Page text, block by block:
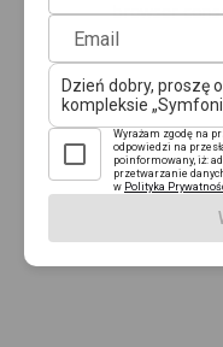
Email
Wyrażam zgodę na
odpowiedzi na
poinformowany, iż:
przetwarzanie
w Polityka
browser